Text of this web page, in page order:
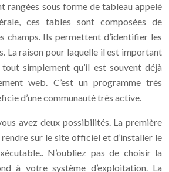
rangées sous forme de tableau appelé
ces tables sont composées de
champs. Ils permettent d’identifier les
La raison pour laquelle il est important
simplement qu’il est souvent déjà
web. C’est un programme très
d’une communauté très active.
avez deux possibilités. La première
rendre sur le site officiel et d’installer le
N’oubliez pas de choisir la
à votre système d’exploitation. La